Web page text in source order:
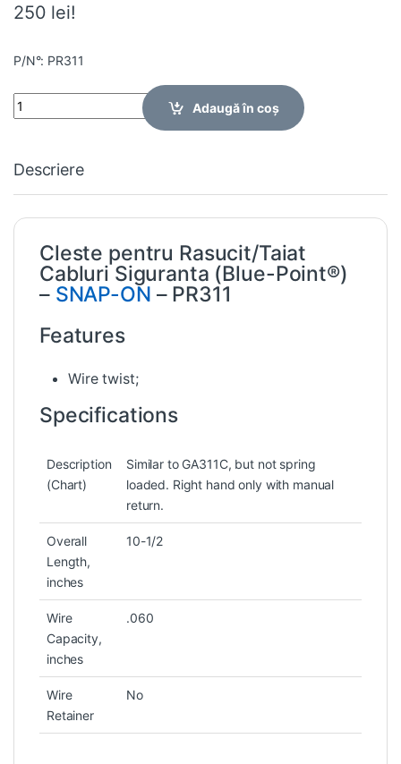
250 lei!
P/N°: PR311
Quantity
Adaugă în coș
Descriere
Cleste pentru Rasucit/Taiat
Cabluri Siguranta (Blue-Point®)
– SNAP-ON – PR311
Features
Wire twist;
Specifications
Description
(Chart)
Similar to GA311C, but not spring
loaded. Right hand only with manual
return.
Overall
Length,
inches
10-1/2
Wire
Capacity,
inches
.060
Wire
Retainer
No